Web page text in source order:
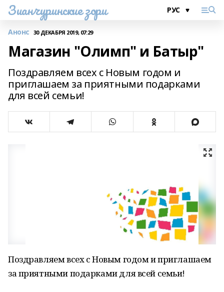
Зианчуринские зори
Анонс 30 ДЕКАБРЯ 2019, 07:29
Магазин "Олимп" и Батыр"
Поздравляем всех с Новым годом и
приглашаем за приятными подарками
для всей семьи!
Поздравляем всех с Новым годом и приглашаем
за приятными подарками для всей семьи!